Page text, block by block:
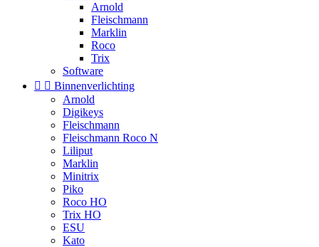
Arnold
Fleischmann
Marklin
Roco
Trix
Software
  Binnenverlichting
Arnold
Digikeys
Fleischmann
Fleischmann Roco N
Liliput
Marklin
Minitrix
Piko
Roco HO
Trix HO
ESU
Kato